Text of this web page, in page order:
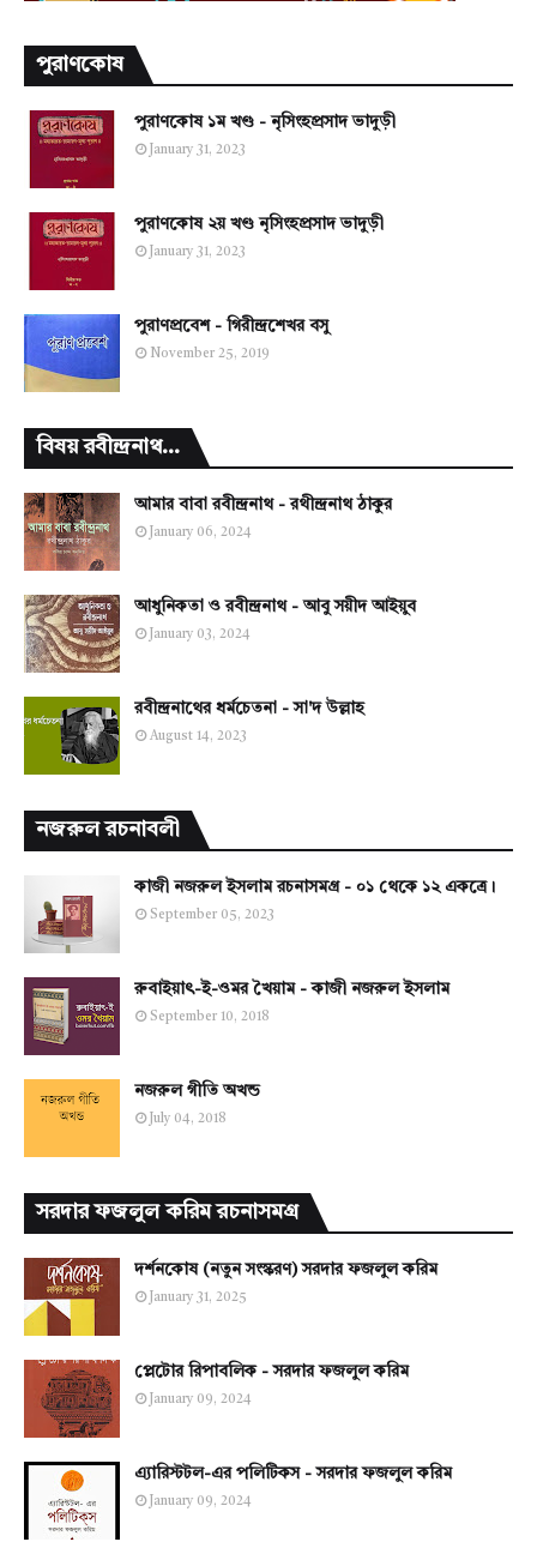
পুরাণকোষ
পুরাণকোষ ১ম খণ্ড - নৃসিংহপ্রসাদ ভাদুড়ী
January 31, 2023
পুরাণকোষ ২য় খণ্ড নৃসিংহপ্রসাদ ভাদুড়ী
January 31, 2023
পুরাণপ্রবেশ - গিরীন্দ্রশেখর বসু
November 25, 2019
বিষয় রবীন্দ্রনাথ...
আমার বাবা রবীন্দ্রনাথ - রথীন্দ্রনাথ ঠাকুর
January 06, 2024
আধুনিকতা ও রবীন্দ্রনাথ - আবু সয়ীদ আইয়ুব
January 03, 2024
রবীন্দ্রনাথের ধর্মচেতনা - সা'দ উল্লাহ
August 14, 2023
নজরুল রচনাবলী
কাজী নজরুল ইসলাম রচনাসমগ্র - ০১ থেকে ১২ একত্রে।
September 05, 2023
রুবাইয়াৎ-ই-ওমর খৈয়াম - কাজী নজরুল ইসলাম
September 10, 2018
নজরুল গীতি অখন্ড
July 04, 2018
সরদার ফজলুল করিম রচনাসমগ্র
দর্শনকোষ (নতুন সংস্করণ) সরদার ফজলুল করিম
January 31, 2025
প্লেটোর রিপাবলিক - সরদার ফজলুল করিম
January 09, 2024
এ্যারিস্টটল-এর পলিটিকস - সরদার ফজলুল করিম
January 09, 2024